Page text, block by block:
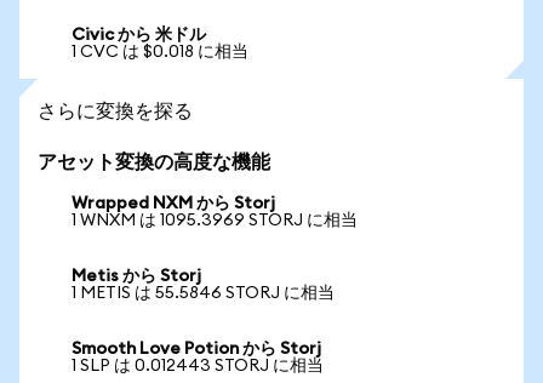
Civic から 米ドル
1 CVC は $0.018 に相当
さらに変換を探る
アセット変換の高度な機能
Wrapped NXM から Storj
1 WNXM は 1095.3969 STORJ に相当
Metis から Storj
1 METIS は 55.5846 STORJ に相当
Smooth Love Potion から Storj
1 SLP は 0.012443 STORJ に相当